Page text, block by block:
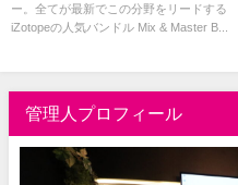
る！
ー。全てが最新でこの分野をリードする
iZotopeの人気バンドル Mix & Master B...
管理人プロフィール